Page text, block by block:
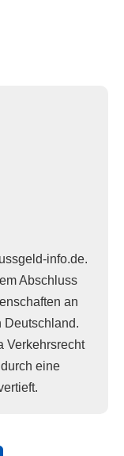
info.de.
Abschluss
an
Deutschland.
Verkehrsrecht
eine